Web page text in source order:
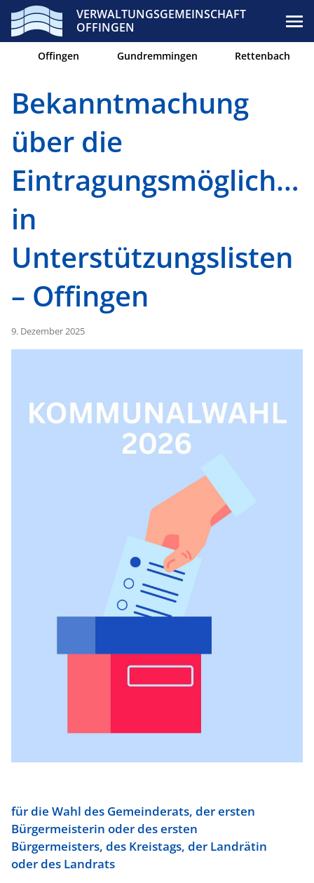
VERWALTUNGSGEMEINSCHAFT
OFFINGEN
Offingen Gundremmingen Rettenbach
Bekanntmachung
über die
in
Unterstützungslisten
– Offingen
9. Dezember 2025
für die Wahl des Gemeinderats, der ersten
Bürgermeisterin oder des ersten
Bürgermeisters, des Kreistags, der Landrätin
oder des Landrats